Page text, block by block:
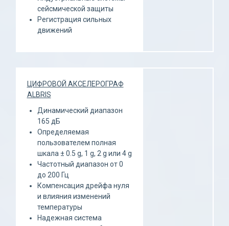
сейсмической защиты
Регистрация сильных
движений
ЦИФРОВОЙ АКСЕЛЕРОГРАФ
ALBRIS
Динамический диапазон
165 дБ
Определяемая
пользователем полная
шкала ± 0.5 g, 1 g, 2 g или 4 g
Частотный диапазон от 0
до 200 Гц
Компенсация дрейфа нуля
и влияния изменений
температуры
Надежная система